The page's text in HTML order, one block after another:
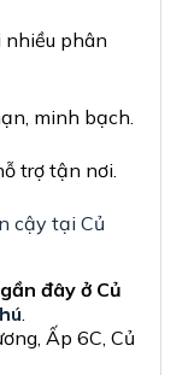
nhiều phân
minh bạch.
trợ tận nơi.
cậy tại Củ
đây ở Củ
Ấp 6C, Củ